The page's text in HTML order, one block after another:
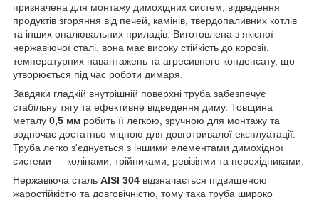
призначена для монтажу димохідних систем, відведення
продуктів згоряння від печей, камінів, твердопаливних котлів
та інших опалювальних приладів. Виготовлена з якісної
нержавіючої сталі, вона має високу стійкість до корозії,
температурних навантажень та агресивного конденсату, що
утворюється під час роботи димаря.
Завдяки гладкій внутрішній поверхні труба забезпечує
стабільну тягу та ефективне відведення диму. Товщина
металу 0,5 мм робить її легкою, зручною для монтажу та
водночас достатньо міцною для довготривалої експлуатації.
Труба легко з'єднується з іншими елементами димохідної
системи — колінами, трійниками, ревізіями та перехідниками.
Нержавіюча сталь AISI 304 відзначається підвищеною
жаростійкістю та довговічністю, тому така труба широко